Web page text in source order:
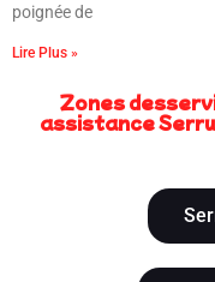
poignée de
Lire Plus »
Zones
assistance